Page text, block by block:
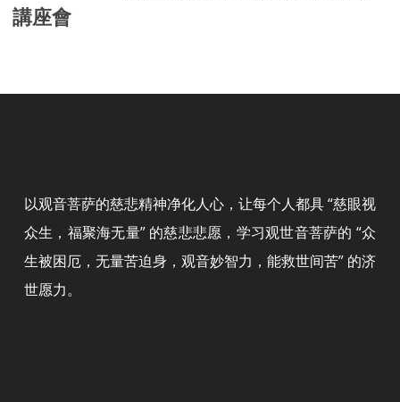
講座會
以观音菩萨的慈悲精神净化人心，让每个人都具 “慈眼视
众生，福聚海无量” 的慈悲悲愿，学习观世音菩萨的 “众
生被困厄，无量苦迫身，观音妙智力，能救世间苦” 的济
世愿力。